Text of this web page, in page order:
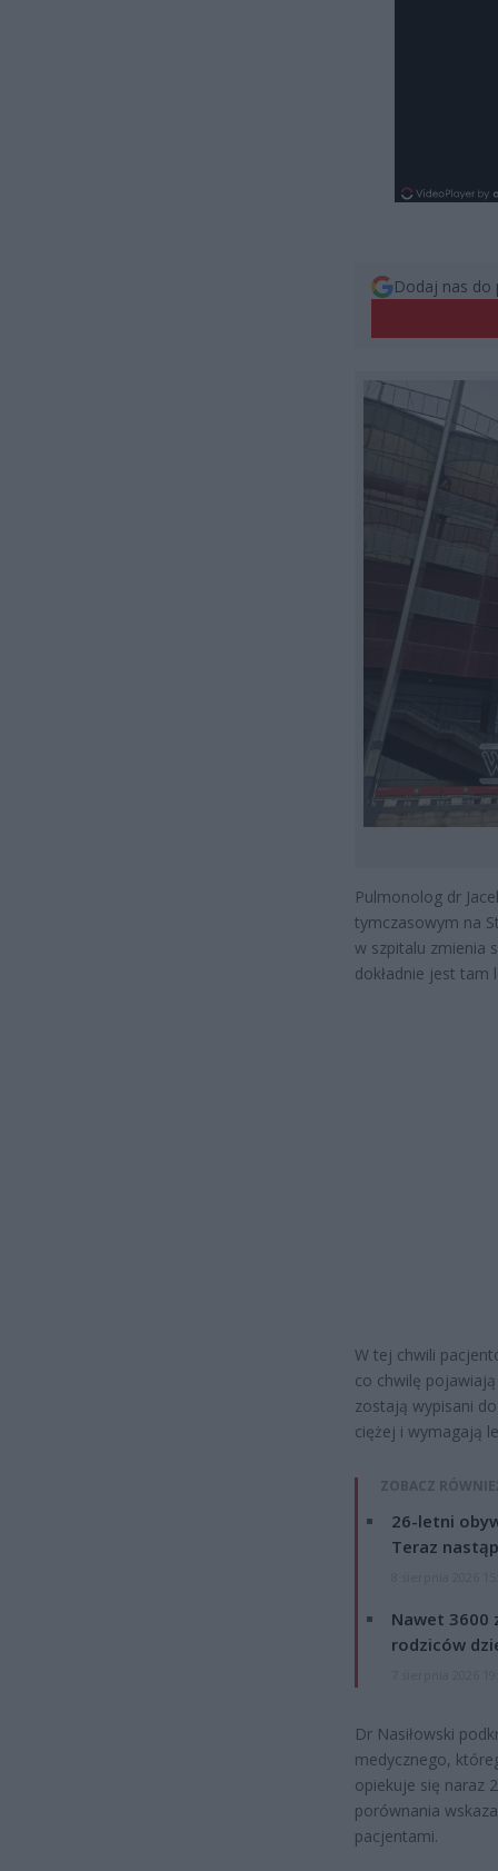
Dodaj nas do
Pulmonolog dr
tymczasowym na
w szpitalu zmienia
dokładnie jest tam
W tej chwili
co chwilę
zostają wypisani
ciężej i wymagają
ZOBACZ
26-letni
Teraz
Nawet 3600
rodziców
Dr Nasiłowski
medycznego,
opiekuje się naraz
porównania
pacjentami.